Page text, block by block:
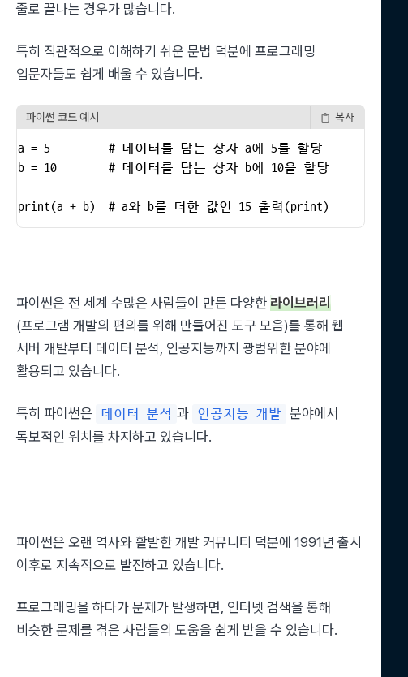
줄로 끝나는 경우가 많습니다.
특히 직관적으로 이해하기 쉬운 문법 덕분에 프로그래밍
입문자들도 쉽게 배울 수 있습니다.
파이썬 코드 예시 복사
a = 5         # 데이터를 담는 상자 a에 5를 할당
b = 10        # 데이터를 담는 상자 b에 10을 할당
print(a + b)  # a와 b를 더한 값인 15 출력(print)
파이썬은 전 세계 수많은 사람들이 만든 다양한 라이브러리
(프로그램 개발의 편의를 위해 만들어진 도구 모음)를 통해 웹
서버 개발부터 데이터 분석, 인공지능까지 광범위한 분야에
활용되고 있습니다.
특히 파이썬은 데이터 분석 과 인공지능 개발
분야에서
독보적인 위치를 차지하고 있습니다.
파이썬은 오랜 역사와 활발한 개발 커뮤니티 덕분에 1991년 출시
이후로 지속적으로 발전하고 있습니다.
프로그래밍을 하다가 문제가 발생하면, 인터넷 검색을 통해
비슷한 문제를 겪은 사람들의 도움을 쉽게 받을 수 있습니다.